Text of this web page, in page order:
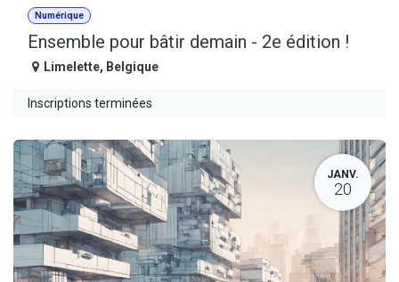
Numérique
Ensemble pour bâtir demain - 2e édition !
Limelette, Belgique
Inscriptions terminées
JANV.
20